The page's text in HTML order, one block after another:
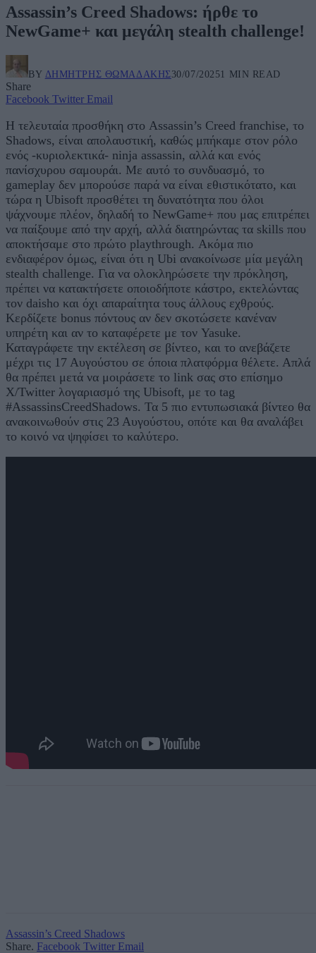
Assassin’s Creed Shadows: ήρθε το
NewGame+ και μεγάλη stealth challenge!
BY ΔΗΜΉΤΡΗΣ ΘΩΜΑΔΆΚΗΣ30/07/20251 MIN READ
Share
Facebook Twitter Email
Η τελευταία προσθήκη στο Assassin’s Creed franchise, το
Shadows, είναι απολαυστική, καθώς μπήκαμε στον ρόλο
ενός -κυριολεκτικά- ninja assassin, αλλά και ενός
πανίσχυρου σαμουράι. Με αυτό το συνδυασμό, το
gameplay δεν μπορούσε παρά να είναι εθιστικότατο, και
τώρα η Ubisoft προσθέτει τη δυνατότητα που όλοι
ψάχνουμε πλέον, δηλαδή το NewGame+ που μας επιτρέπει
να παίξουμε από την αρχή, αλλά διατηρώντας τα skills που
αποκτήσαμε στο πρώτο playthrough. Ακόμα πιο
ενδιαφέρον όμως, είναι ότι η Ubi ανακοίνωσε μία μεγάλη
stealth challenge. Για να ολοκληρώσετε την πρόκληση,
πρέπει να κατακτήσετε οποιοδήποτε κάστρο, εκτελώντας
τον daisho και όχι απαραίτητα τους άλλους εχθρούς.
Κερδίζετε bonus πόντους αν δεν σκοτώσετε κανέναν
υπηρέτη και αν το καταφέρετε με τον Yasuke.
Καταγράφετε την εκτέλεση σε βίντεο, και το ανεβάζετε
μέχρι τις 17 Αυγούστου σε όποια πλατφόρμα θέλετε. Απλά
θα πρέπει μετά να μοιράσετε το link σας στο επίσημο
X/Twitter λογαριασμό της Ubisoft, με το tag
#AssassinsCreedShadows. Τα 5 πιο εντυπωσιακά βίντεο θα
ανακοινωθούν στις 23 Αυγούστου, οπότε και θα αναλάβει
το κοινό να ψηφίσει το καλύτερο.
Assassin’s Creed Shadows
Share. Facebook Twitter Email